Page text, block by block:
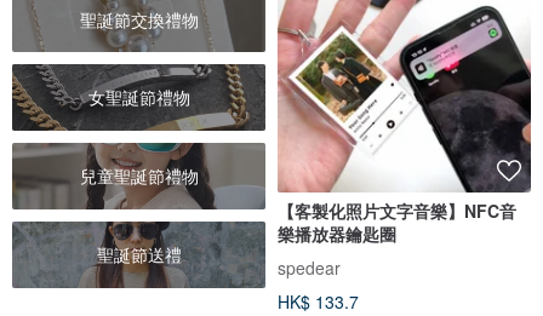
聖誕節交換禮物
女聖誕節禮物
兒童聖誕節禮物
聖誕節送禮
【客製化照片文字音樂】NFC音
樂播放器鑰匙圈
spedear
HK$ 133.7